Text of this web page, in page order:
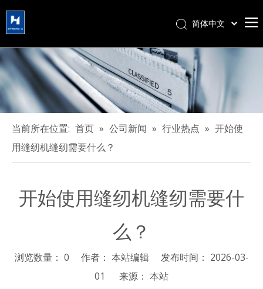
简体中文
Türk dili
Tiếng Việt
한국어
Português
Español
Français
English
当前所在位置: 首页 » 公司新闻 » 行业热点 » 开始使
用缝纫机缝纫需要什么？
开始使用缝纫机缝纫需要什
么？
浏览数量： 0 作者： 本站编辑 发布时间： 2026-03-
01 来源： 本站